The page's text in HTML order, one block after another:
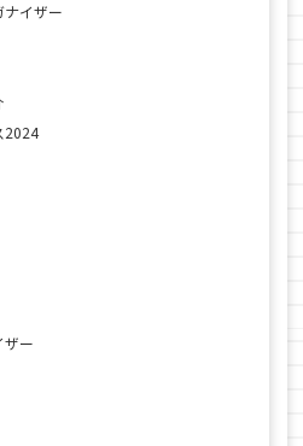
ナイザー
2024
ザー